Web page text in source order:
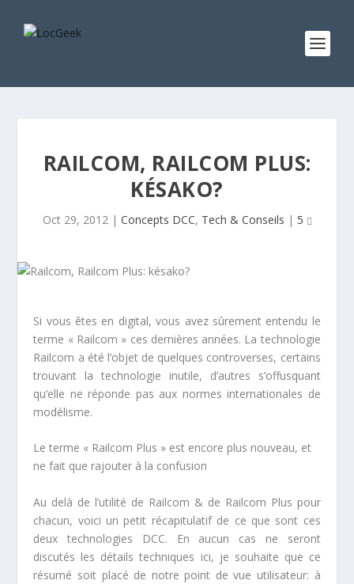
RAILCOM, RAILCOM PLUS:
KÉSAKO?
Oct 29, 2012| Concepts DCC, Tech & Conseils | 5
Si vous êtes en digital, vous avez sûrement entendu le
terme « Railcom » ces dernières années. La technologie
Railcom a été l’objet de quelques controverses, certains
trouvant la technologie inutile, d’autres s’offusquant
qu’elle ne réponde pas aux normes internationales de
modélisme.
Le terme « Railcom Plus » est encore plus nouveau, et
ne fait que rajouter à la confusion
Au delà de l’utilité de Railcom & de Railcom Plus pour
chacun, voici un petit récapitulatif de ce que sont ces
deux technologies DCC. En aucun cas ne seront
discutés les détails techniques ici, je souhaite que ce
résumé soit placé de notre point de vue utilisateur: à